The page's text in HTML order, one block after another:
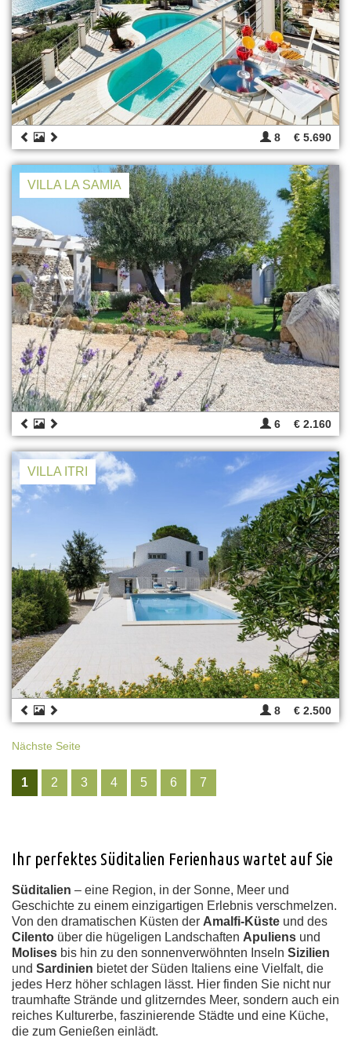
8 € 5.690
VILLA LA SAMIA
6 € 2.160
VILLA ITRI
8 € 2.500
Nächste Seite
1 2 3 4 5 6 7
Ihr perfektes Süditalien Ferienhaus wartet auf Sie
Süditalien – eine Region, in der Sonne, Meer und
Geschichte zu einem einzigartigen Erlebnis verschmelzen.
Von den dramatischen Küsten der Amalfi-Küste und des
Cilento über die hügeligen Landschaften Apuliens und
Molises bis hin zu den sonnenverwöhnten Inseln Sizilien
und Sardinien bietet der Süden Italiens eine Vielfalt, die
jedes Herz höher schlagen lässt. Hier finden Sie nicht nur
traumhafte Strände und glitzerndes Meer, sondern auch ein
reiches Kulturerbe, faszinierende Städte und eine Küche,
die zum Genießen einlädt.